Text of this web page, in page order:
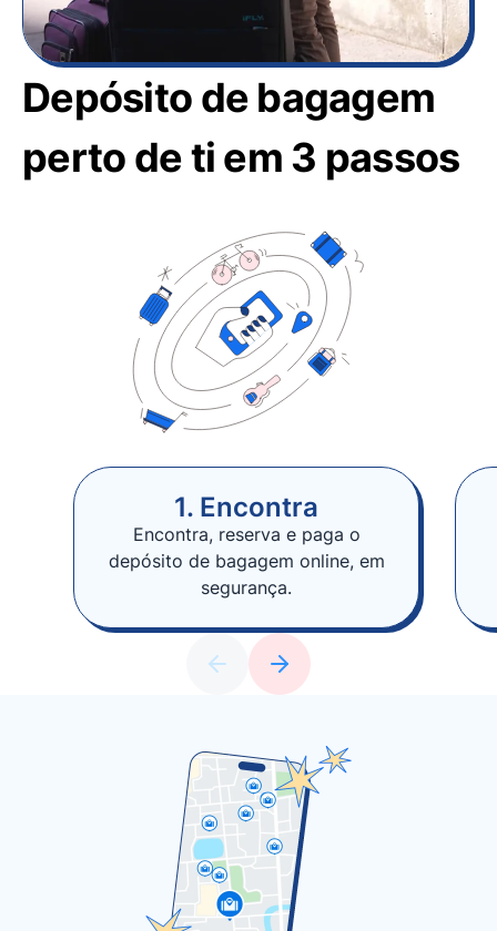
Depósito de bagagem
perto de ti em 3 passos
1. Encontra
Encontra, reserva e paga o
depósito de bagagem online, em
segurança.